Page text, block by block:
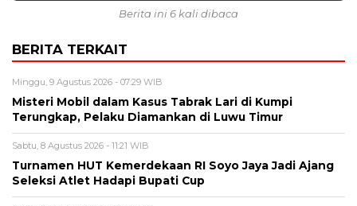
Berita ini 6 kali dibaca
BERITA TERKAIT
Minggu, 9 Agustus 2026 - 07:29 WIB
Misteri Mobil dalam Kasus Tabrak Lari di Kumpi
Terungkap, Pelaku Diamankan di Luwu Timur
Sabtu, 8 Agustus 2026 - 11:21 WIB
Turnamen HUT Kemerdekaan RI Soyo Jaya Jadi Ajang
Seleksi Atlet Hadapi Bupati Cup